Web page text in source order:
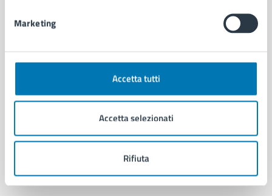
Marketing
Accetta tutti
Accetta selezionati
Rifiuta
Aree amministrative
Uffici
Politici
Intranet, posta aziendale e protocollo